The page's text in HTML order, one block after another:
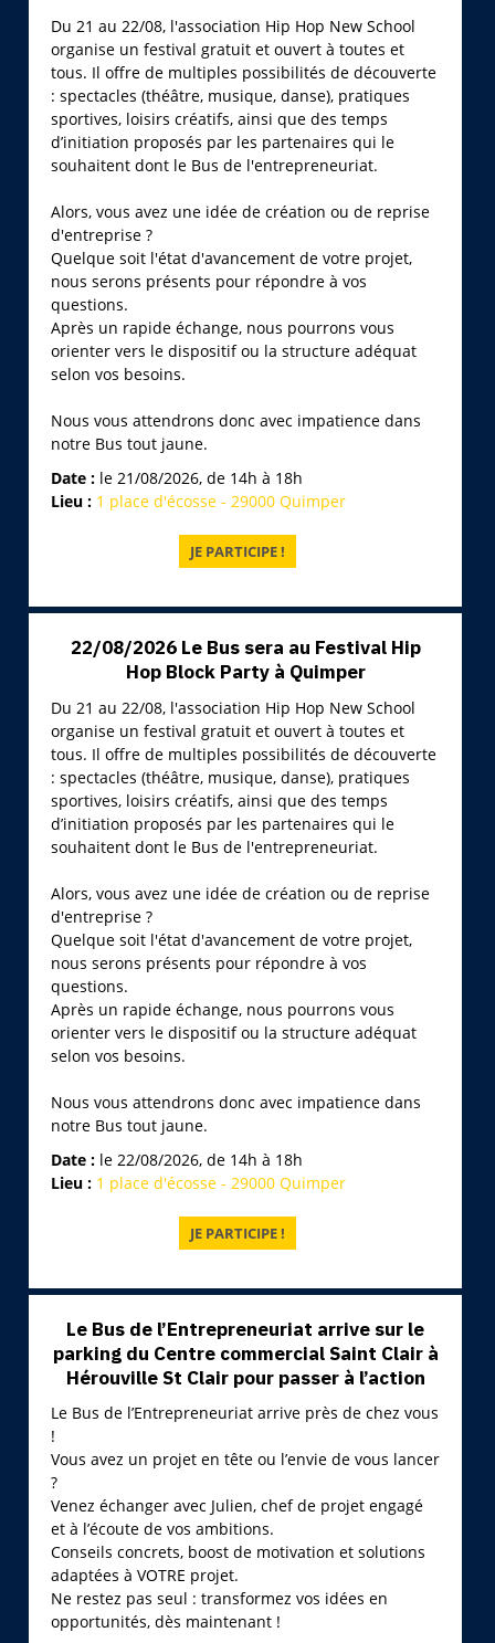
Du 21 au 22/08, l'association Hip Hop New School
organise un festival gratuit et ouvert à toutes et
tous. Il offre de multiples possibilités de découverte
: spectacles (théâtre, musique, danse), pratiques
sportives, loisirs créatifs, ainsi que des temps
d’initiation proposés par les partenaires qui le
souhaitent dont le Bus de l'entrepreneuriat.
Alors, vous avez une idée de création ou de reprise
d'entreprise ?
Quelque soit l'état d'avancement de votre projet,
nous serons présents pour répondre à vos
questions.
Après un rapide échange, nous pourrons vous
orienter vers le dispositif ou la structure adéquat
selon vos besoins.
Nous vous attendrons donc avec impatience dans
notre Bus tout jaune.
Date : le 21/08/2026, de 14h à 18h
Lieu : 1 place d'écosse - 29000 Quimper
22/08/2026 Le Bus sera au Festival Hip
Hop Block Party à Quimper
Du 21 au 22/08, l'association Hip Hop New School
organise un festival gratuit et ouvert à toutes et
tous. Il offre de multiples possibilités de découverte
: spectacles (théâtre, musique, danse), pratiques
sportives, loisirs créatifs, ainsi que des temps
d’initiation proposés par les partenaires qui le
souhaitent dont le Bus de l'entrepreneuriat.
Alors, vous avez une idée de création ou de reprise
d'entreprise ?
Quelque soit l'état d'avancement de votre projet,
nous serons présents pour répondre à vos
questions.
Après un rapide échange, nous pourrons vous
orienter vers le dispositif ou la structure adéquat
selon vos besoins.
Nous vous attendrons donc avec impatience dans
notre Bus tout jaune.
Date : le 22/08/2026, de 14h à 18h
Lieu : 1 place d'écosse - 29000 Quimper
Le Bus de l’Entrepreneuriat arrive sur le
parking du Centre commercial Saint Clair à
Hérouville St Clair pour passer à l’action
Le Bus de l’Entrepreneuriat arrive près de chez vous
!
Vous avez un projet en tête ou l’envie de vous lancer
?
Venez échanger avec Julien, chef de projet engagé
et à l’écoute de vos ambitions.
Conseils concrets, boost de motivation et solutions
adaptées à VOTRE projet.
Ne restez pas seul : transformez vos idées en
opportunités, dès maintenant !